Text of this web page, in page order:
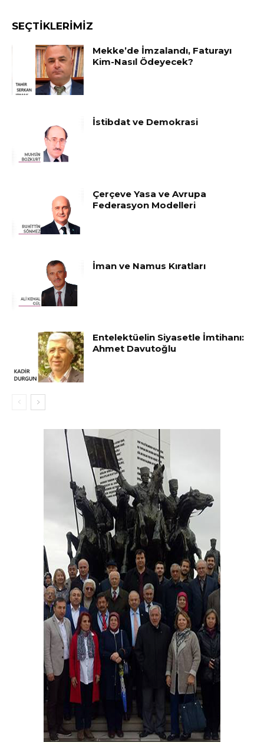
SEÇTIKLERIMIZ
Mekke’de İmzalandı, Faturayı
Kim-Nasıl Ödeyecek?
İstibdat ve Demokrasi
Çerçeve Yasa ve Avrupa
Federasyon Modelleri
İman ve Namus Kıratları
Entelektüelin Siyasetle İmtihanı:
Ahmet Davutoğlu